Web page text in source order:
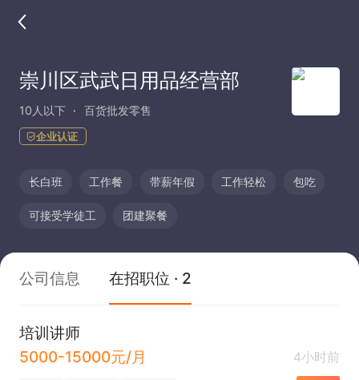
崇川区武武日用品经营部
10人以下 百货批发零售
企业认证
长白班 工作餐 带薪年假 工作轻松 包吃
可接受学徒工 团建聚餐
公司信息 在招职位 · 2
培训讲师
5000-15000元/月
4小时前